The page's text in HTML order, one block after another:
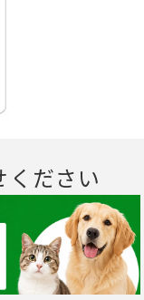
ください